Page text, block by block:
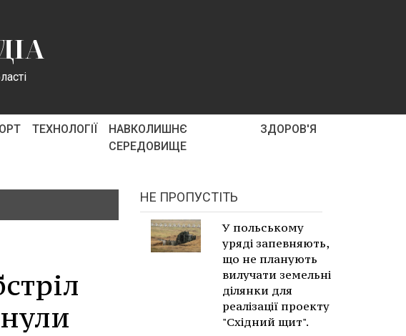
ТЕХНОЛОГІЇ
НАВКОЛИШНЄ
СЕРЕДОВИЩЕ
ЗДОРОВ'Я
НЕ ПРОПУСТІТЬ
У польському
уряді запевняють,
що не планують
вилучати земельні
ділянки для
реалізації проекту
"Східний щит".